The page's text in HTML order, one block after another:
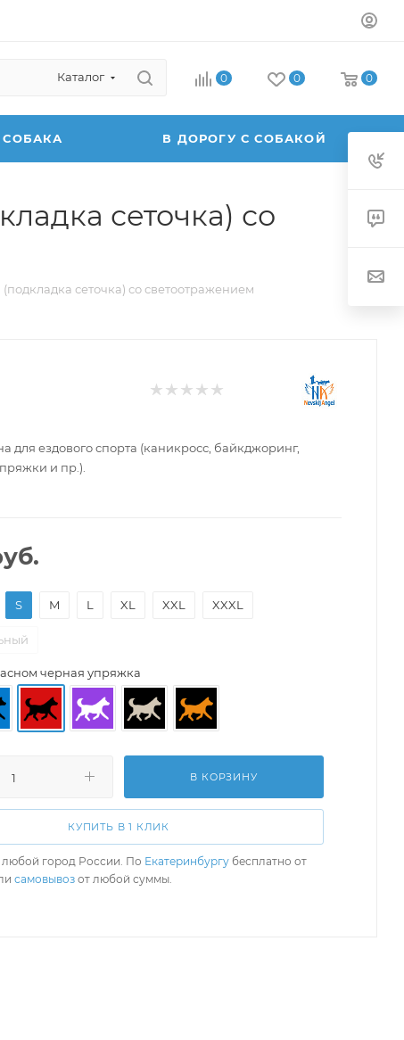
Каталог 0 0 0
В ДОРОГУ С СОБАКОЙ
сеточка) со
сеточка) со светоотражением
для ездового спорта (каникросс, байкджоринг,
и пр.).
S M L XL XXL XXXL
черная упряжка
В КОРЗИНУ
КУПИТЬ В 1 КЛИК
любой город России. По Екатеринбургу бесплатно от
самовывоз от любой суммы.